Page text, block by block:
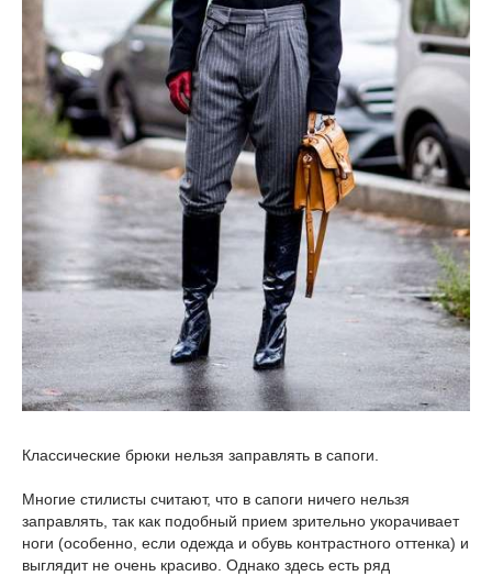
Классические брюки нельзя заправлять в сапоги.
Многие стилисты считают, что в сапоги ничего нельзя
заправлять, так как подобный прием зрительно укорачивает
ноги (особенно, если одежда и обувь контрастного оттенка) и
выглядит не очень красиво. Однако здесь есть ряд